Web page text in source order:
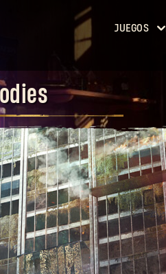
JUEGOS
Light 2:
Stay
Human
Dying
Light: The
Beast